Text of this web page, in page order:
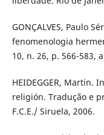
GONÇALVES, Paulo
fenomenologia
10, n. 26, p. 566-583,
HEIDEGGER, Martin.
religión. Tradução e
F.C.E./ Siruela, 2006.